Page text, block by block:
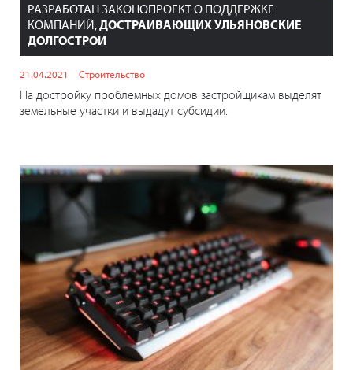
РАЗРАБОТАН ЗАКОНОПРОЕКТ О ПОДДЕРЖКЕ
КОМПАНИЙ,ДОСТРАИВАЮЩИХ УЛЬЯНОВСКИЕ
ДОЛГОСТРОИ
21.04.2021 Строительство
На достройку проблемных домов застройщикам выделят
земельные участки и выдадут субсидии.